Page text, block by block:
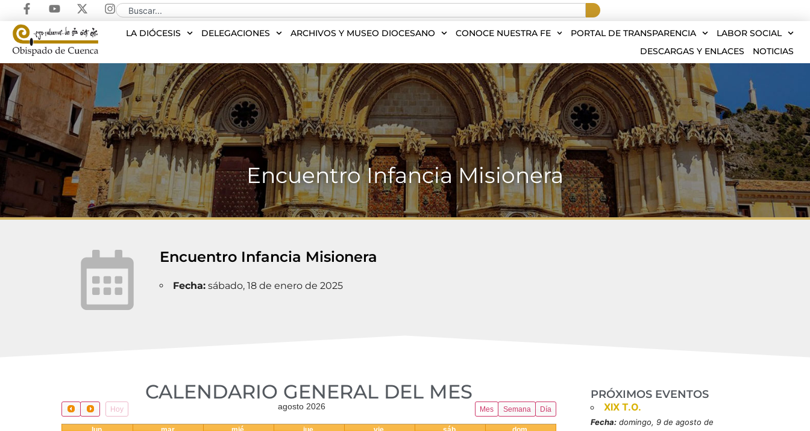
LA DIÓCESIS DELEGACIONES ARCHIVOS Y MUSEO DIOCESANO CONOCE NUESTRA FE PORTAL DE TRANSPARENCIA
LABOR SOCIAL
DESCARGAS Y ENLACES
NOTICIAS
Encuentro Infancia Misionera
Encuentro Infancia Misionera
Fecha:sábado, 18 de enero de 2025
CALENDARIO GENERAL DEL MES​
Hoy Mes Semana Día
agosto 2026
PRÓXIMOS EVENTOS
XIX T.O.
Fecha: domingo, 9 de agosto de